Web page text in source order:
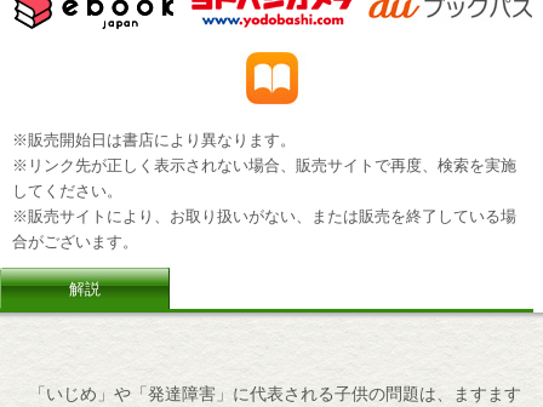
※販売開始日は書店により異なります。
※リンク先が正しく表示されない場合、販売サイトで再度、検索を実施
してください。
※販売サイトにより、お取り扱いがない、または販売を終了している場
合がございます。
解説
「いじめ」や「発達障害」に代表される子供の問題は、ますます